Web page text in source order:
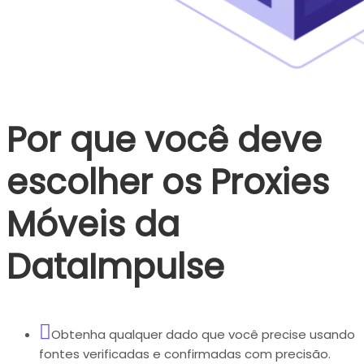
Por que você deve
escolher os Proxies
Móveis da
DataImpulse
Obtenha qualquer dado que você precise usando
fontes verificadas e confirmadas com precisão.